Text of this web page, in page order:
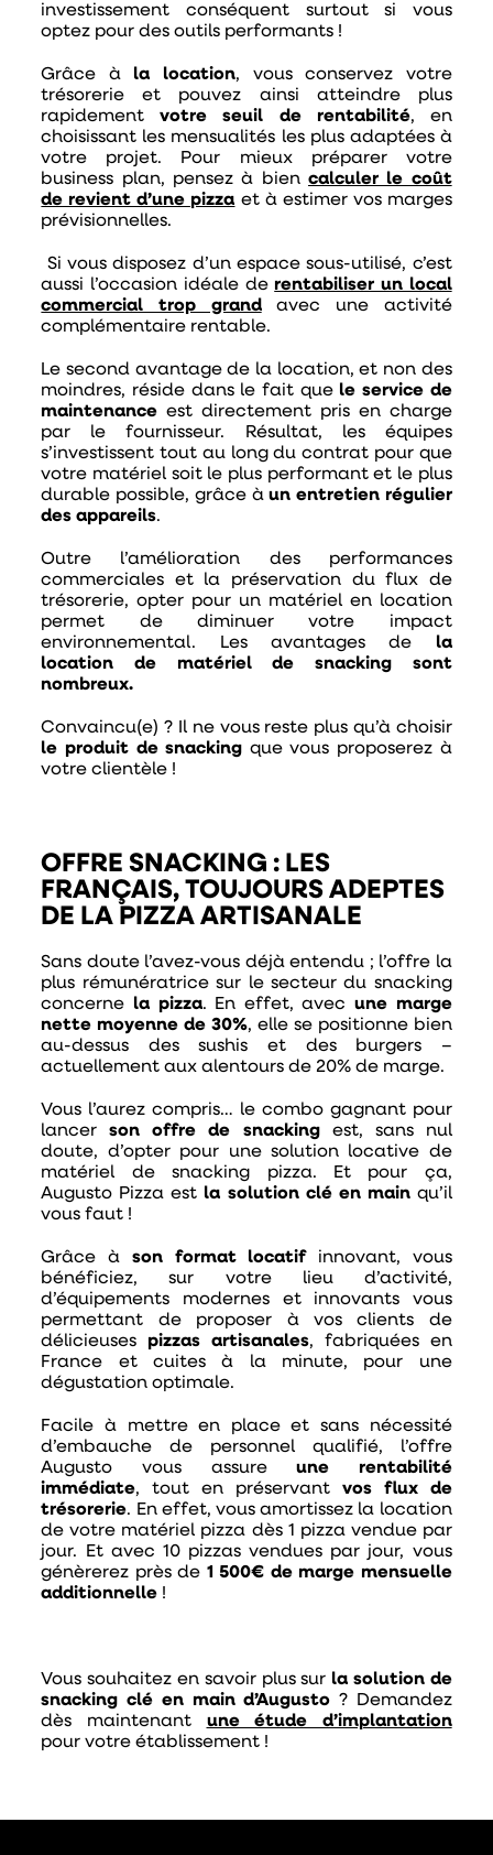
investissement conséquent surtout si vous
optez pour des outils performants !
Grâce à la location, vousconservez votre
trésorerie et pouvez ainsi atteindre plus
rapidementvotre seuil de rentabilité, en
choisissant les mensualités les plus adaptées à
votre projet. Pour mieux préparer votre
business plan, pensez à bien calculer le coût
de revient d’une pizza et à estimer vos marges
prévisionnelles.
Si vous disposez d’un espace sous-utilisé, c’est
aussi l’occasion idéale de rentabiliser un local
commercial trop grandavec une activité
complémentaire rentable.
Le second avantage de la location, et non des
moindres, réside dans le fait que le service de
maintenanceest directement pris en charge
par le fournisseur. Résultat, les équipes
s’investissent tout au long du contrat pour que
votre matériel soit le plus performant et le plus
durable possible, grâce àun entretien régulier
des appareils.
Outre l’amélioration des performances
commerciales et la préservation du flux de
trésorerie, opter pour un matériel en location
permet de diminuer votre impact
environnemental. Les avantages de la
location de matériel de snacking sont
nombreux.
Convaincu(e) ? Il ne vous reste plus qu’à choisir
le produit de snacking que vous proposerez à
votre clientèle !
OFFRE SNACKING : LES
FRANÇAIS, TOUJOURS ADEPTES
DE LA PIZZA ARTISANALE
Sans doute l’avez-vous déjà entendu ; l’offre la
plus rémunératrice sur le secteur du snacking
concerne la pizza. En effet, avecune marge
nette moyenne de 30%, elle se positionne bien
au-dessus des sushis et des burgers –
actuellement aux alentours de 20% de marge.
Vous l’aurez compris… le combo gagnant pour
lancerson offre de snackingest, sans nul
doute, d’opter pour une solution locative de
matériel de snacking pizza. Et pour ça,
Augusto Pizza est la solution clé en mainqu’il
vous faut !
Grâce à son format locatifinnovant, vous
bénéficiez, sur votre lieu d’activité,
d’équipements modernes et innovants vous
permettant de proposer à vos clients de
délicieuses pizzas artisanales, fabriquées en
France et cuites à la minute, pour une
dégustation optimale.
Facile à mettre en place et sans nécessité
d’embauche de personnel qualifié, l’offre
Augusto vous assureune rentabilité
immédiate, tout en préservant vos flux de
trésorerie. En effet, vous amortissez la location
de votre matériel pizza dès 1 pizza vendue par
jour.
Et ​​avec 10 pizzas vendues par jour, vous
génèrerez près de 1 500€ de marge mensuelle
additionnelle !
Vous souhaitez en savoir plus sur la solution de
snacking clé en main d’Augusto ? Demandez
dès maintenant une étude d’implantation
pour votre établissement !